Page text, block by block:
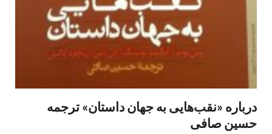
درباره «نقب‌هایی به جهان داستان» ترجمه
حسین صافی